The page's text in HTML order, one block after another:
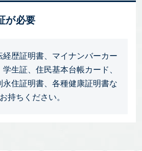
が必要
経歴証明書、マイナンバーカー
学生証、住民基本台帳カード、
永住証明書、各種健康証明書な
持ちください。